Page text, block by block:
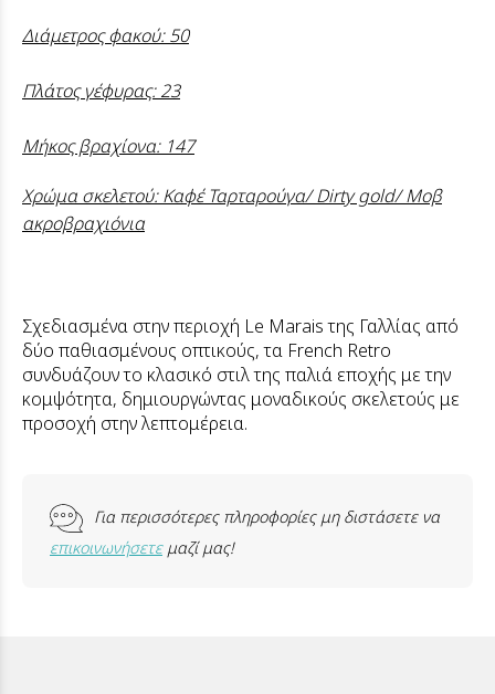
Διάμετρος φακού: 50
Πλάτος γέφυρας: 23
Μήκος βραχίονα: 147
Χρώμα σκελετού: Καφέ Ταρταρούγα/ Dirty gold/ Μοβ
ακροβραχιόνια
Σχεδιασμένα στην περιοχή Le Marais της Γαλλίας από
δύο παθιασμένους οπτικούς, τα French Retro
συνδυάζουν το κλασικό στιλ της παλιά εποχής με την
κομψότητα, δημιουργώντας μοναδικούς σκελετούς με
προσοχή στην λεπτομέρεια.
Για περισσότερες πληροφορίες μη διστάσετε να
επικοινωνήσετεμαζί μας!